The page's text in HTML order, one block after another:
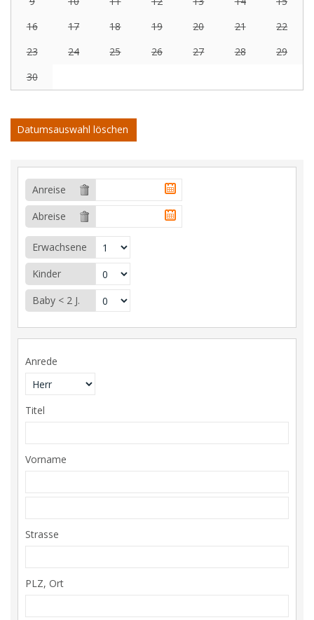
16
17 18 19 20 21
22
23
24 25 26 27 28
29
30
Datumsauswahl löschen
Anreise
Abreise
Erwachsene
Kinder
Baby < 2 J.
Anrede
Titel
Vorname
Strasse
PLZ, Ort